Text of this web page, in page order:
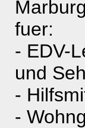
fuer:
- EDV-
und
-
-